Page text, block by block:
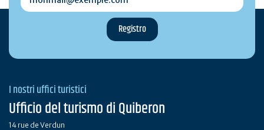
I nostri uffici turistici
Ufficio del turismo di Quiberon
14 rue de Verdun